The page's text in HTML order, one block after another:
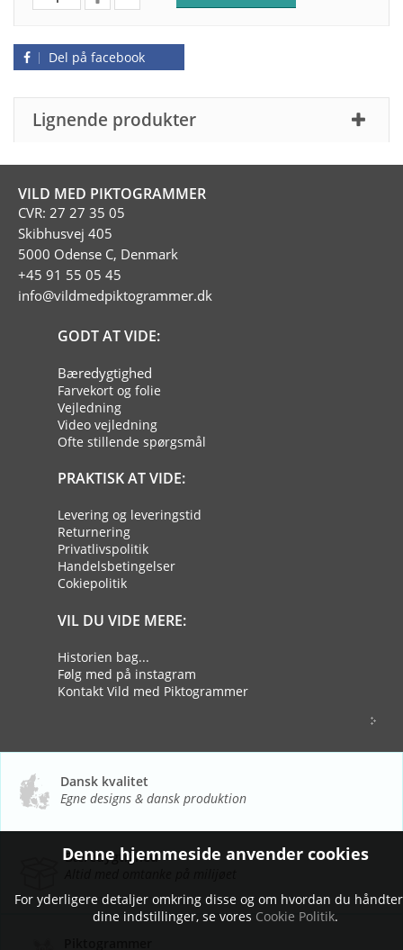
Del på facebook
Lignende produkter
VILD MED PIKTOGRAMMER
CVR: 27 27 35 05
Skibhusvej 405
5000 Odense C, Denmark
+45 91 55 05 45
info@vildmedpiktogrammer.dk
GODT AT VIDE:
Bæredygtighed
Farvekort og folie
Vejledning
Video vejledning
Ofte stillende spørgsmål
PRAKTISK AT VIDE:
Levering og leveringstid
Returnering
Privatlivspolitik
Handelsbetingelser
Cokiepolitik
VIL DU VIDE MERE:
Historien bag...
Følg med på instagram
Kontakt Vild med Piktogrammer
Dansk kvalitet
Egne designs & dansk produktion
Bæredygtighed
Denne hjemmeside anvender cookies
For yderligere detaljer omkring disse og om hvordan du
dine indstillinger, se vores Cookie Politik.